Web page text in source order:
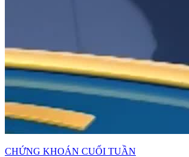
CHỨNG KHOÁN CUỐI TUẦN